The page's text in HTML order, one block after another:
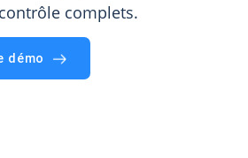
complets.
démo